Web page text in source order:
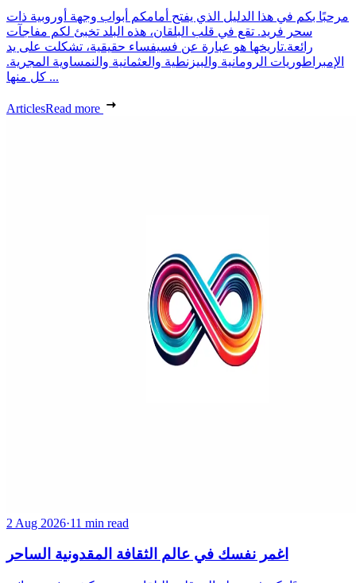
مرحبًا بكم في هذا الدليل الذي يفتح أمامكم أبواب وجهة أوروبية ذات
سحر فريد. تقع في قلب البلقان، هذه البلد تخبئ لكم مفاجآت
رائعة.تاريخها هو عبارة عن فسيفساء حقيقية، تشكلت على يد
الإمبراطوريات الرومانية والبيزنطية والعثمانية والنمساوية المجرية.
كل منها ...
ArticlesRead more
2 Aug 2026·11 min read
اغمر نفسك في عالم الثقافة المقدونية الساحر